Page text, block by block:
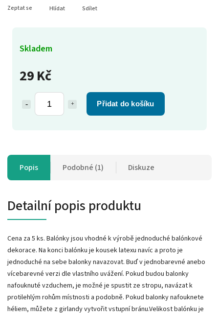
29 Kč
Přidat do košíku
Skladem
Zeptat se Hlídat Sdílet
Popis Podobné (1) Diskuze
Detailní popis produktu
Cena za 5 ks. Balónky jsou vhodné k výrobě jednoduché balónkové
dekorace. Na konci balónku je kousek latexu navíc a proto je
jednoduché na sebe balonky navazovat. Buď v jednobarevné anebo
vícebarevné verzi dle vlastního uvážení. Pokud budou balonky
nafouknuté vzduchem, je možné je spustit ze stropu, navázat k
protilehlým rohům místnosti a podobně. Pokud balonky nafouknete
héliem, můžete z girlandy vytvořit vstupní bránu.Velikost balónku je